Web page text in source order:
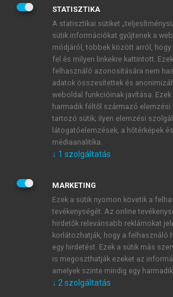
BELÉPÉS SAJÁT FIÓKKAL
ÚJ FIÓK LÉTREHOZÁSA
1 óra díjmentes hozzáférés
E-MAIL-CÍM
JELSZÓ
JELSZÓ ÚJRA
Kérek értesítést a MeRSZ
Kérek értesítést az Akadémiai Kiadó Zrt.
STATISZTIKA
A statisztikai sütiket
sütik információkat gyűjtenek a
módjáról, többek között arról,
fel és milyen linkekre kattintott.
felhasználó azonosítására nem
adatok összesítettek és
weboldal funkcióinak javítása.
harmadik féltől származó
tartozó sütik; ilyen elemzési
látogatóelemzések, a hőtérképek
médiaanalitika.
↓ 1 szolgáltatás
MARKETING
Ezek a sütik nyomon követik a
tevékenységét. Az online
hirdetők relevánsabb reklámokat
korlátozhatják, hogy a felhasználó
egy hirdetést. Ezek a sütik más
is megoszthatják ezeket az
amelyek szinte mindig egy
↓ 2 szolgáltatás